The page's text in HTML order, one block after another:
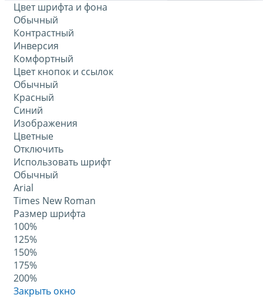
Цвет шрифта и фона
Обычный
Контрастный
Инверсия
Комфортный
Цвет кнопок и ссылок
Обычный
Красный
Синий
Изображения
Цветные
Отключить
Использовать шрифт
Обычный
Arial
Times New Roman
Размер шрифта
100%
125%
150%
175%
200%
Закрыть окно